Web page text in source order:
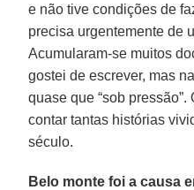
e não tive condições de
precisa urgentemente de
Acumularam-se muitos
gostei de escrever, mas
quase que “sob
contar tantas histórias
século.
Belo monte foi a causa